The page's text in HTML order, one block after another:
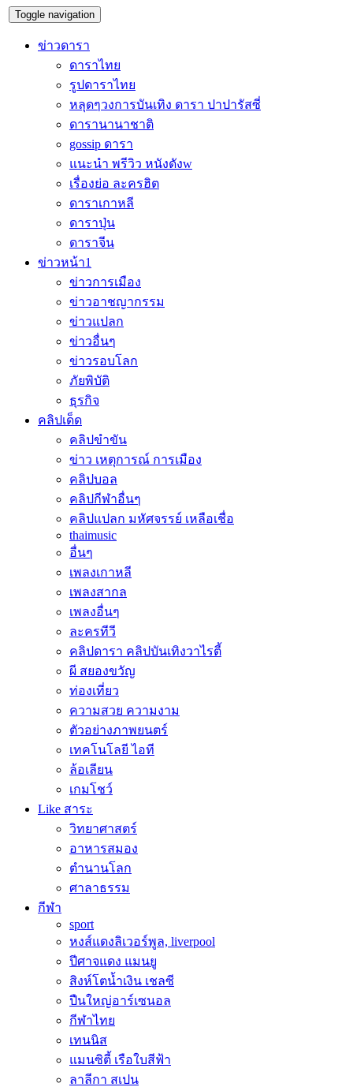
Toggle navigation
ข่าวดารา
ดาราไทย
รูปดาราไทย
หลุดๆวงการบันเทิง ดารา ปาปารัสซี่
ดารานานาชาติ
gossip ดารา
แนะนำ พรีวิว หนังดังw
เรื่องย่อ ละครฮิต
ดาราเกาหลี
ดาราปุ่น
ดาราจีน
ข่าวหน้า1
ข่าวการเมือง
ข่าวอาชญากรรม
ข่าวแปลก
ข่าวอื่นๆ
ข่าวรอบโลก
ภัยพิบัติ
ธุรกิจ
คลิปเด็ด
คลิปขำขัน
ข่าว เหตุการณ์ การเมือง
คลิปบอล
คลิปกีฬาอื่นๆ
คลิปแปลก มหัศจรรย์ เหลือเชื่อ
thaimusic
อื่นๆ
เพลงเกาหลี
เพลงสากล
เพลงอื่นๆ
ละครทีวี
คลิปดารา คลิปบันเทิงวาไรตี้
ผี สยองขวัญ
ท่องเที่ยว
ความสวย ความงาม
ตัวอย่างภาพยนตร์
เทคโนโลยี ไอที
ล้อเลียน
เกมโชว์
Like สาระ
วิทยาศาสตร์
อาหารสมอง
ตำนานโลก
ศาลาธรรม
กีฬา
sport
หงส์แดงลิเวอร์พูล, liverpool
ปีศาจแดง แมนยู
สิงห์โตน้ำเงิน เชลซี
ปืนใหญ่อาร์เซนอล
กีฬาไทย
เทนนิส
แมนซิตี้ เรือใบสีฟ้า
ลาลีกา สเปน